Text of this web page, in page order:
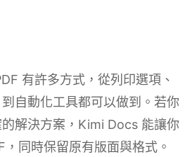
有許多方式，從列印選項、
自動化工具都可以做到。若你
解決方案，Kimi Docs 能讓你
同時保留原有版面與格式。